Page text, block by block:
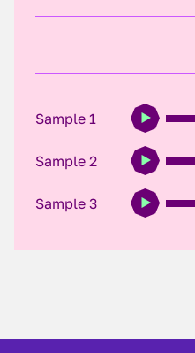
Sample 1
Sample 2
Sample 3